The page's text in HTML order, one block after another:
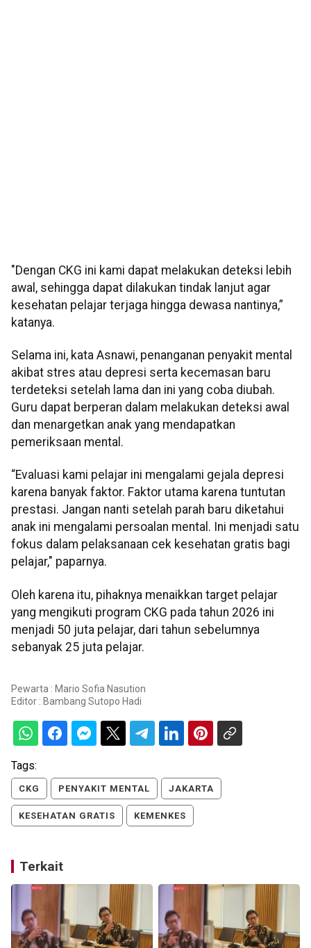
"Dengan CKG ini kami dapat melakukan deteksi lebih
awal, sehingga dapat dilakukan tindak lanjut agar
kesehatan pelajar terjaga hingga dewasa nantinya,”
katanya.
Selama ini, kata Asnawi, penanganan penyakit mental
akibat stres atau depresi serta kecemasan baru
terdeteksi setelah lama dan ini yang coba diubah.
Guru dapat berperan dalam melakukan deteksi awal
dan menargetkan anak yang mendapatkan
pemeriksaan mental.
“Evaluasi kami pelajar ini mengalami gejala depresi
karena banyak faktor. Faktor utama karena tuntutan
prestasi. Jangan nanti setelah parah baru diketahui
anak ini mengalami persoalan mental. Ini menjadi satu
fokus dalam pelaksanaan cek kesehatan gratis bagi
pelajar," paparnya.
Oleh karena itu, pihaknya menaikkan target pelajar
yang mengikuti program CKG pada tahun 2026 ini
menjadi 50 juta pelajar, dari tahun sebelumnya
sebanyak 25 juta pelajar.
Pewarta : Mario Sofia Nasution
Editor : Bambang Sutopo Hadi
Tags:
CKG PENYAKIT MENTAL JAKARTA
KESEHATAN GRATIS KEMENKES
Terkait